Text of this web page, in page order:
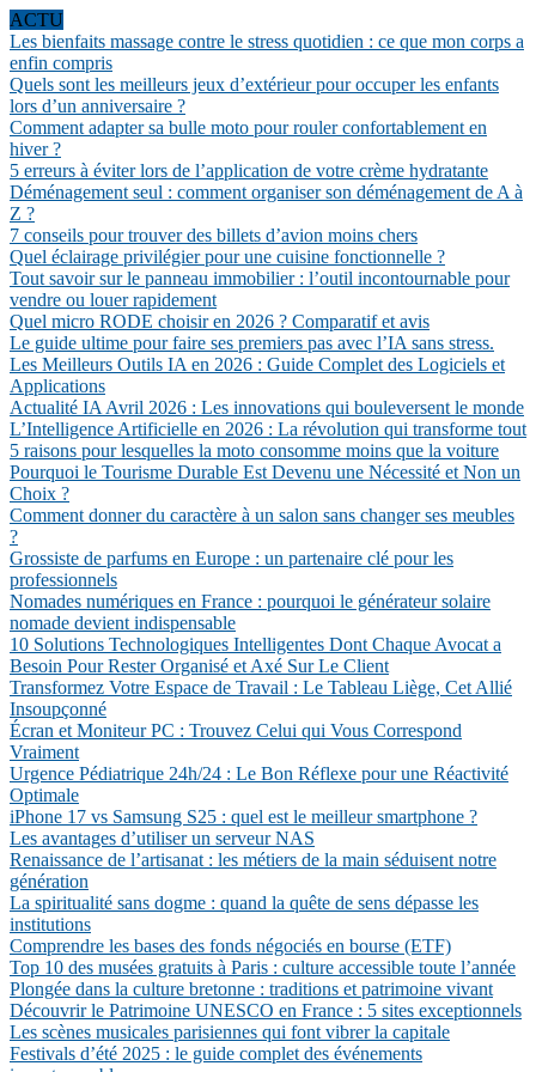
ACTU
Les bienfaits massage contre le stress quotidien : ce que mon corps a
enfin compris
Quels sont les meilleurs jeux d’extérieur pour occuper les enfants
lors d’un anniversaire ?
Comment adapter sa bulle moto pour rouler confortablement en
hiver ?
5 erreurs à éviter lors de l’application de votre crème hydratante
Déménagement seul : comment organiser son déménagement de A à
Z ?
7 conseils pour trouver des billets d’avion moins chers
Quel éclairage privilégier pour une cuisine fonctionnelle ?
Tout savoir sur le panneau immobilier : l’outil incontournable pour
vendre ou louer rapidement
Quel micro RODE choisir en 2026 ? Comparatif et avis
Le guide ultime pour faire ses premiers pas avec l’IA sans stress.
Les Meilleurs Outils IA en 2026 : Guide Complet des Logiciels et
Applications
Actualité IA Avril 2026 : Les innovations qui bouleversent le monde
L’Intelligence Artificielle en 2026 : La révolution qui transforme tout
5 raisons pour lesquelles la moto consomme moins que la voiture
Pourquoi le Tourisme Durable Est Devenu une Nécessité et Non un
Choix ?
Comment donner du caractère à un salon sans changer ses meubles
?
Grossiste de parfums en Europe : un partenaire clé pour les
professionnels
Nomades numériques en France : pourquoi le générateur solaire
nomade devient indispensable
10 Solutions Technologiques Intelligentes Dont Chaque Avocat a
Besoin Pour Rester Organisé et Axé Sur Le Client
Transformez Votre Espace de Travail : Le Tableau Liège, Cet Allié
Insoupçonné
Écran et Moniteur PC : Trouvez Celui qui Vous Correspond
Vraiment
Urgence Pédiatrique 24h/24 : Le Bon Réflexe pour une Réactivité
Optimale
iPhone 17 vs Samsung S25 : quel est le meilleur smartphone ?
Les avantages d’utiliser un serveur NAS
Renaissance de l’artisanat : les métiers de la main séduisent notre
génération
La spiritualité sans dogme : quand la quête de sens dépasse les
institutions
Comprendre les bases des fonds négociés en bourse (ETF)
Top 10 des musées gratuits à Paris : culture accessible toute l’année
Plongée dans la culture bretonne : traditions et patrimoine vivant
Découvrir le Patrimoine UNESCO en France : 5 sites exceptionnels
Les scènes musicales parisiennes qui font vibrer la capitale
Festivals d’été 2025 : le guide complet des événements